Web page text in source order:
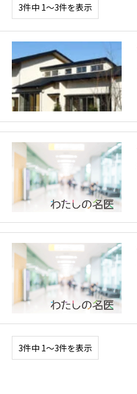
3件中 1〜3件を表示
3件中 1〜3件を表示